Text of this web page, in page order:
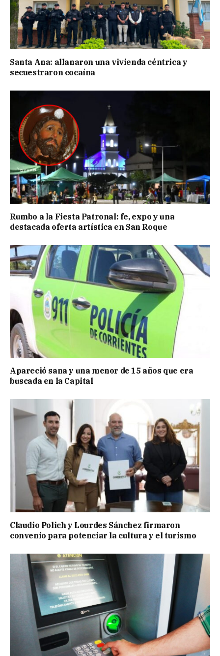
Santa Ana: allanaron una vivienda céntrica y
secuestraron cocaína
Rumbo a la Fiesta Patronal: fe, expo y una
destacada oferta artística en San Roque
Apareció sana y una menor de 15 años que era
buscada en la Capital
Claudio Polich y Lourdes Sánchez firmaron
convenio para potenciar la cultura y el turismo